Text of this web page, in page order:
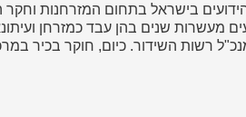
בישראל בתחום המזרחנות וחקר
מעשרות שנים בהן עבד כמזרחן
רשות השידור. כיום, חוקר בכיר